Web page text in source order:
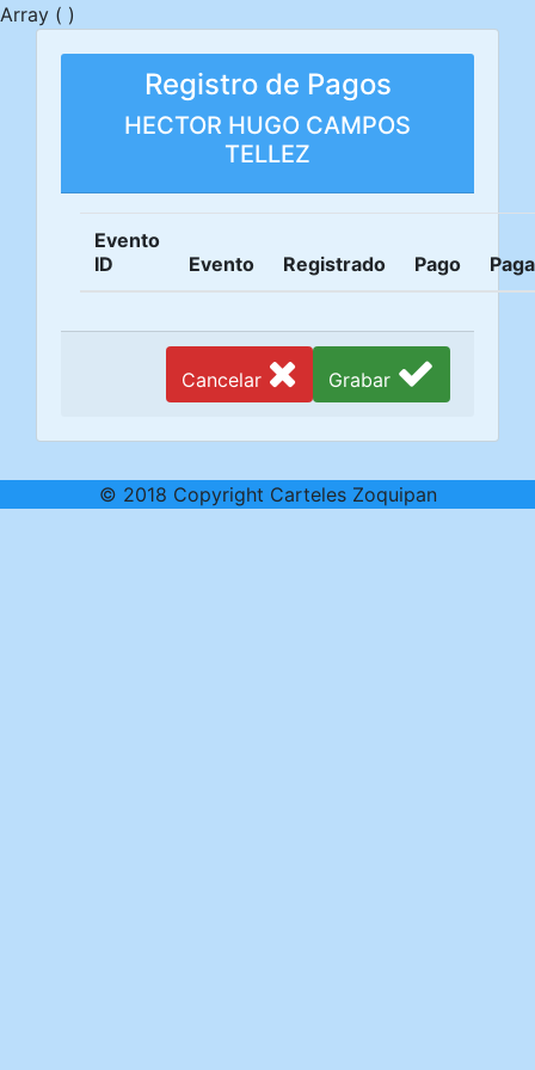
Array ( )
Registro de Pagos
HECTOR HUGO CAMPOS
TELLEZ
Evento
ID
Evento Registrado Pago
Grabar
Cancelar
© 2018 Copyright Carteles Zoquipan